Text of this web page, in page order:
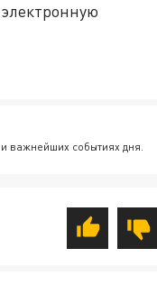
важнейших событиях дня.